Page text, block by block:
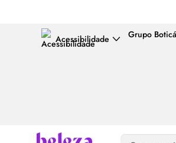
Acessibilidade Grupo